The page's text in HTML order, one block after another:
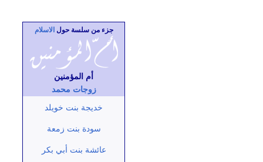
جزء من سلسة حول الاسلام
أم المؤمنين
زوجات محمد
خديجة بنت خويلد
سودة بنت زمعة
عائشة بنت أبي بكر